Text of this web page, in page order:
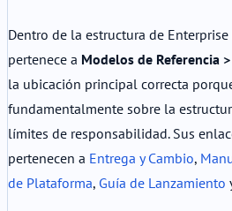
Dentro de la estructura de
pertenece a Modelos de Referencia
la ubicación principal correcta
fundamentalmente sobre la
límites de responsabilidad. Sus
pertenecen a Entrega y Cambio,
de Plataforma, Guía de Lanzamiento